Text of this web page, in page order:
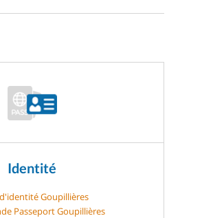
Identité
Goupillières
Passeport Goupillières